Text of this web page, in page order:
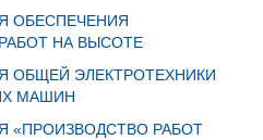
ОБЕСПЕЧЕНИЯ
НА ВЫСОТЕ
ОБЩЕЙ ЭЛЕКТРОТЕХНИКИ
МАШИН
«ПРОИЗВОДСТВО РАБОТ